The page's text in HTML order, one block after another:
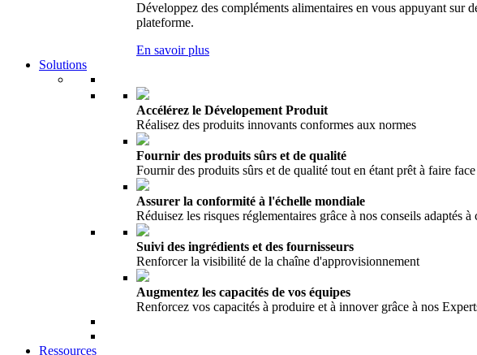
Développez des compléments alimentaires en vous appuyant sur
plateforme.
En savoir plus
Solutions
Accélérez le Dévelopement Produit
Réalisez des produits innovants conformes aux normes
Fournir des produits sûrs et de qualité
Fournir des produits sûrs et de qualité tout en étant prêt à faire
Assurer la conformité à l'échelle mondiale
Réduisez les risques réglementaires grâce à nos conseils adaptés à
Suivi des ingrédients et des fournisseurs
Renforcer la visibilité de la chaîne d'approvisionnement
Augmentez les capacités de vos équipes
Renforcez vos capacités à produire et à innover grâce à nos
Ressources